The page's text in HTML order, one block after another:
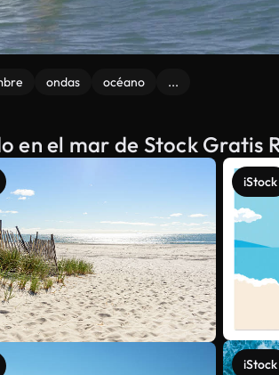
ondas océano ...
en el mar de Stock Gratis
iStock
iStock